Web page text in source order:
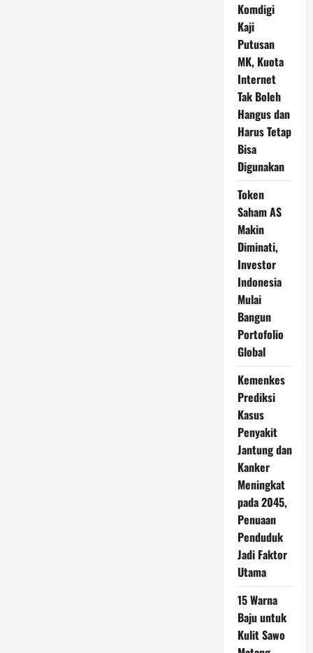
Komdigi
Kaji
Putusan
MK, Kuota
Internet
Tak Boleh
Hangus dan
Harus Tetap
Bisa
Digunakan
Token
Saham AS
Makin
Diminati,
Investor
Indonesia
Mulai
Bangun
Portofolio
Global
Kemenkes
Prediksi
Kasus
Penyakit
Jantung dan
Kanker
Meningkat
pada 2045,
Penuaan
Penduduk
Jadi Faktor
Utama
15 Warna
Baju untuk
Kulit Sawo